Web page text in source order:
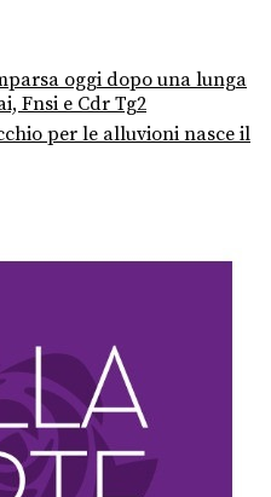
oggi dopo una lunga
Fnsi e Cdr Tg2
per le alluvioni nasce il